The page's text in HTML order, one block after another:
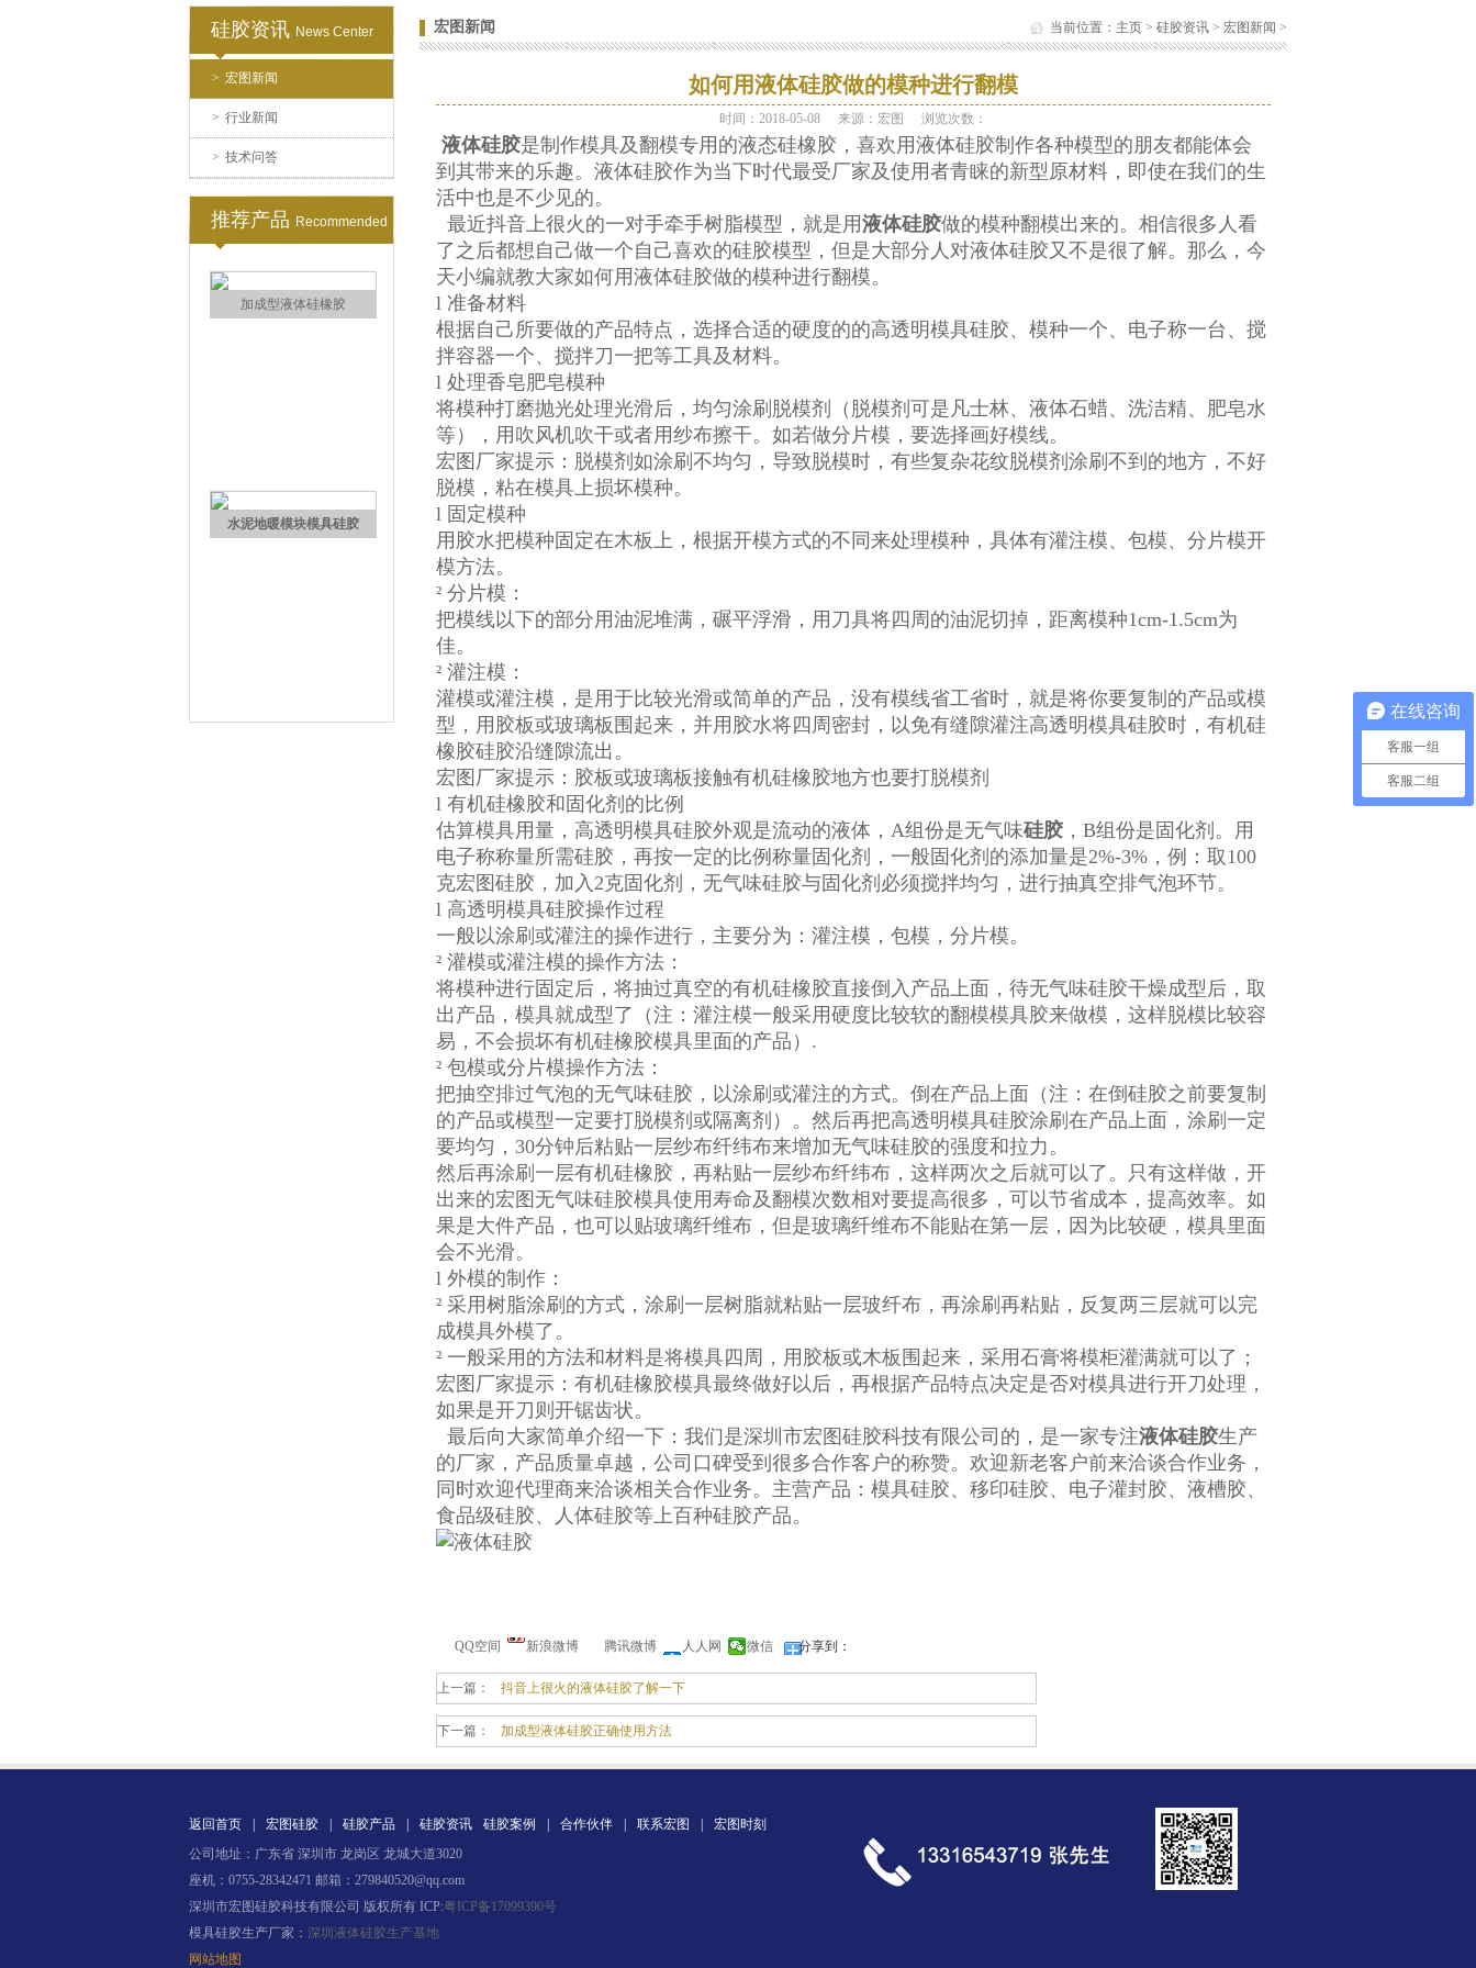
硅胶资讯 News Center
> 宏图新闻
> 行业新闻
> 技术问答
推荐产品 Recommended
水泥地暖模块模具硅胶
手板硅胶
当前位置： 主页 > 硅胶资讯 > 宏图新闻 >
宏图新闻
如何用液体硅胶做的模种进行翻模
时间：2018-05-08 来源：宏图 浏览次数：
液体硅胶是制作模具及翻模专用的液态硅橡胶，喜欢用液体硅胶制作各种模型的朋友都能体会
到其带来的乐趣。液体硅胶作为当下时代最受厂家及使用者青睐的新型原材料，即使在我们的生
活中也是不少见的。
最近抖音上很火的一对手牵手树脂模型，就是用液体硅胶做的模种翻模出来的。相信很多人看
了之后都想自己做一个自己喜欢的硅胶模型，但是大部分人对液体硅胶又不是很了解。那么，今
天小编就教大家如何用液体硅胶做的模种进行翻模。
l 准备材料
根据自己所要做的产品特点，选择合适的硬度的的高透明模具硅胶、模种一个、电子称一台、搅
拌容器一个、搅拌刀一把等工具及材料。
l 处理香皂肥皂模种
将模种打磨抛光处理光滑后，均匀涂刷脱模剂（脱模剂可是凡士林、液体石蜡、洗洁精、肥皂水
等），用吹风机吹干或者用纱布擦干。如若做分片模，要选择画好模线。
宏图厂家提示：脱模剂如涂刷不均匀，导致脱模时，有些复杂花纹脱模剂涂刷不到的地方，不好
脱模，粘在模具上损坏模种。
l 固定模种
用胶水把模种固定在木板上，根据开模方式的不同来处理模种，具体有灌注模、包模、分片模开
模方法。
² 分片模：
把模线以下的部分用油泥堆满，碾平浮滑，用刀具将四周的油泥切掉，距离模种1cm-1.5cm为
佳。
² 灌注模：
灌模或灌注模，是用于比较光滑或简单的产品，没有模线省工省时，就是将你要复制的产品或模
型，用胶板或玻璃板围起来，并用胶水将四周密封，以免有缝隙灌注高透明模具硅胶时，有机硅
橡胶硅胶沿缝隙流出。
宏图厂家提示：胶板或玻璃板接触有机硅橡胶地方也要打脱模剂
l 有机硅橡胶和固化剂的比例
估算模具用量，高透明模具硅胶外观是流动的液体，A组份是无气味硅胶 ，B组份是固化剂。用
电子称称量所需硅胶，再按一定的比例称量固化剂，一般固化剂的添加量是2%-3%，例：取100
克宏图硅胶，加入2克固化剂，无气味硅胶与固化剂必须搅拌均匀，进行抽真空排气泡环节。
l 高透明模具硅胶操作过程
一般以涂刷或灌注的操作进行，主要分为：灌注模，包模，分片模。
² 灌模或灌注模的操作方法：
将模种进行固定后，将抽过真空的有机硅橡胶直接倒入产品上面，待无气味硅胶干燥成型后，取
出产品，模具就成型了（注：灌注模一般采用硬度比较软的翻模模具胶来做模，这样脱模比较容
易，不会损坏有机硅橡胶模具里面的产品）.
² 包模或分片模操作方法：
把抽空排过气泡的无气味硅胶，以涂刷或灌注的方式。倒在产品上面（注：在倒硅胶之前要复制
的产品或模型一定要打脱模剂或隔离剂）。然后再把高透明模具硅胶涂刷在产品上面，涂刷一定
要均匀，30分钟后粘贴一层纱布纤纬布来增加无气味硅胶的强度和拉力。
然后再涂刷一层有机硅橡胶，再粘贴一层纱布纤纬布，这样两次之后就可以了。只有这样做，开
出来的宏图无气味硅胶模具使用寿命及翻模次数相对要提高很多，可以节省成本，提高效率。如
果是大件产品，也可以贴玻璃纤维布，但是玻璃纤维布不能贴在第一层，因为比较硬，模具里面
会不光滑。
l 外模的制作：
² 采用树脂涂刷的方式，涂刷一层树脂就粘贴一层玻纤布，再涂刷再粘贴，反复两三层就可以完
成模具外模了。
² 一般采用的方法和材料是将模具四周，用胶板或木板围起来，采用石膏将模柜灌满就可以了；
宏图厂家提示：有机硅橡胶模具最终做好以后，再根据产品特点决定是否对模具进行开刀处理，
如果是开刀则开锯齿状。
最后向大家简单介绍一下：我们是深圳市宏图硅胶科技有限公司的，是一家专注液体硅胶生产
的厂家，产品质量卓越，公司口碑受到很多合作客户的称赞。欢迎新老客户前来洽谈合作业务，
同时欢迎代理商来洽谈相关合作业务。主营产品：模具硅胶、移印硅胶、电子灌封胶、液槽胶、
食品级硅胶、
人体硅胶等上百种硅胶产品。
QQ空间 新浪微博 腾讯微博 人人网 微信 分享到：
上一篇： 抖音上很火的液体硅胶了解一下
下一篇： 加成型液体硅胶正确使用方法
返回首页 宏图硅胶 硅胶产品 硅胶资讯 硅胶案例 合作伙伴 联系宏图
宏图时刻
公司地址：广东省 深圳市 龙岗区 龙城大道3020
座机：0755-28342471 邮箱：279840520@qq.com
深圳市宏图硅胶科技有限公司 版权所有 ICP:粤ICP备17099390号
模具硅胶生产厂家： 深圳液体硅胶生产基地
网站地图
在线咨询
客服一组
客服二组